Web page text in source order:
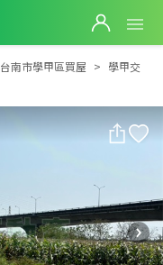
學甲交流道旁小巧美農地
台南市學甲區買屋
學甲交